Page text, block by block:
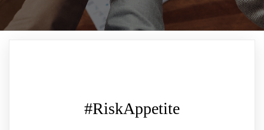
#RiskAppetite